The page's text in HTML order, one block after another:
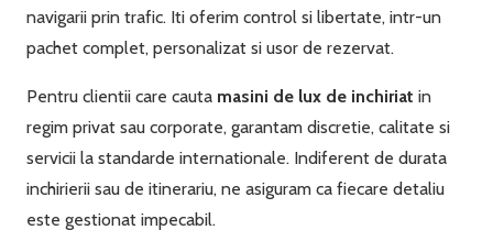
navigarii prin trafic. Iti oferim control si libertate, intr-un
pachet complet, personalizat si usor de rezervat.
Pentru clientii care cauta masini de lux de inchiriat in
regim privat sau corporate, garantam discretie, calitate si
servicii la standarde internationale. Indiferent de durata
inchirierii sau de itinerariu, ne asiguram ca fiecare detaliu
este gestionat impecabil.